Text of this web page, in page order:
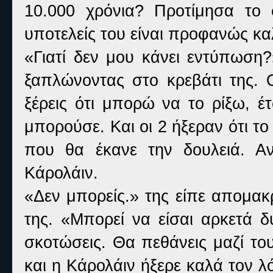
10.000 χρόνια? Προτίμησα
υποτελείς του είναι προφανώς
«Γιατί δεν μου κάνει
ξαπλώνοντας στο κρεβάτι
ξέρεις ότι μπορώ να το ρίξω,
μπορούσε. Και οι 2 ήξεραν ότι
που θα έκανε την δουλειά.
Κάρολάιν.
«Δεν μπορείς.» της είπε
της. «Μπορεί να είσαι αρκετά
σκοτώσεις. Θα πεθάνεις μαζί
και η Κάρολάιν ήξερε καλά τον